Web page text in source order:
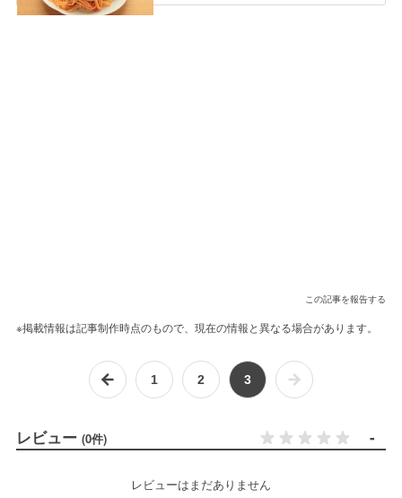
この記事を報告する
※掲載情報は記事制作時点のもので、現在の情報と異なる場合があります。
1 2 3
レビュー (0件) -
レビューはまだありません